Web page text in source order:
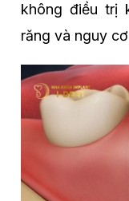
không điều trị
răng và nguy